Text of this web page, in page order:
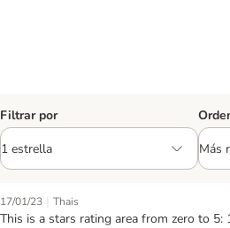
Filtrar por
17/01/23 | Thais
This is a stars rating area from zero to 5: